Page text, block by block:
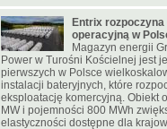
Entrix rozpoczyna
operacyjną w
Magazyn energii
Power w Turośni Kościelnej jest
pierwszych w Polsce
instalacji bateryjnych, które
eksploatację komercyjną. Obiekt
MW i pojemności 800 MWh
elastyczności dostępne dla